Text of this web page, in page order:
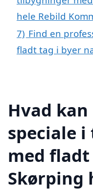
hele Rebild
7) Find en
fladt tag i byer
Hvad
speciale
med
Skørping